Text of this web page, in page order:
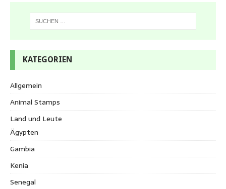
KATEGORIEN
Allgemein
Animal Stamps
Land und Leute
Ägypten
Gambia
Kenia
Senegal